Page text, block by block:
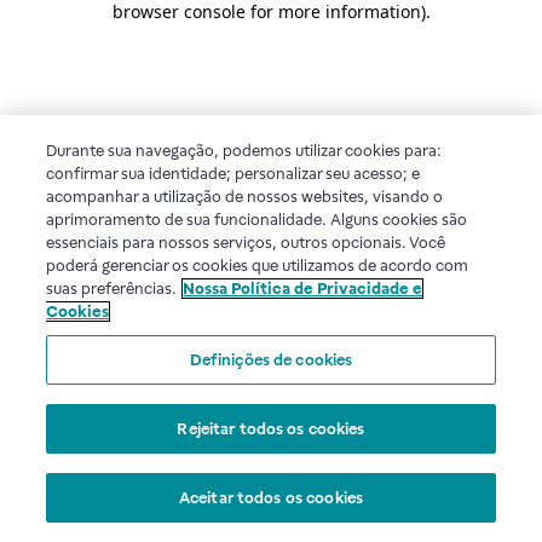
browser console for more information).
Durante sua navegação, podemos utilizar cookies para:
confirmar sua identidade; personalizar seu acesso; e
acompanhar a utilização de nossos websites, visando o
aprimoramento de sua funcionalidade. Alguns cookies são
essenciais para nossos serviços, outros opcionais. Você
poderá gerenciar os cookies que utilizamos de acordo com
suas preferências. Nossa Política de Privacidade e
Cookies
Definições de cookies
Rejeitar todos os cookies
Aceitar todos os cookies